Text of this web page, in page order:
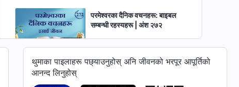
परमेश्‍वरका दैनिक वचनहरू: बाइबल
सम्‍बन्धी रहस्यहरू | अंश २७२
परमेश्‍वरका दैनिक वचनहरू: बाइबल
थुमाका पाइलाहरू पछ्याउनुहोस् अनि जीवनको भरपूर आपूर्तिको
आनन्द लिनुहोस्